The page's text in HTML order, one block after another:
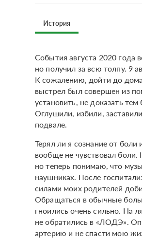
История
События августа 2020 года
но получил за всю толпу. 9
К сожалению, дойти до
выстрел был совершен из
установить, не доказать
Оглушили, избили,
подвале.
Терял ли я сознание от
вообще не чувствовал
но теперь понимаю, что
наушниках. После
силами моих родителей
Обращаться в обычные
гноились очень сильно. На
не обратились в «ЛОДЭ».
артерию и не спасти мою